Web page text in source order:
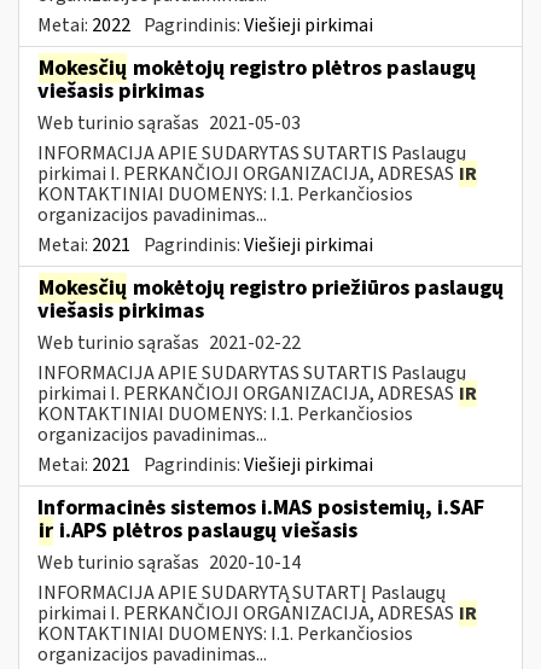
Metai: 2022 Pagrindinis:Viešieji pirkimai
Mokesčių mokėtojų registro plėtros paslaugų
viešasis pirkimas
Web turinio sąrašas 2021-05-03
INFORMACIJA APIE SUDARYTAS SUTARTIS Paslaugų
pirkimai I. PERKANČIOJI ORGANIZACIJA, ADRESAS IR
KONTAKTINIAI DUOMENYS: I.1. Perkančiosios
organizacijos pavadinimas...
Metai: 2021 Pagrindinis:Viešieji pirkimai
Mokesčių mokėtojų registro priežiūros paslaugų
viešasis pirkimas
Web turinio sąrašas 2021-02-22
INFORMACIJA APIE SUDARYTAS SUTARTIS Paslaugų
pirkimai I. PERKANČIOJI ORGANIZACIJA, ADRESAS IR
KONTAKTINIAI DUOMENYS: I.1. Perkančiosios
organizacijos pavadinimas...
Metai: 2021 Pagrindinis:Viešieji pirkimai
Informacinės sistemos i.MAS posistemių, i.SAF
ir i.APS plėtros paslaugų viešasis
Web turinio sąrašas 2020-10-14
INFORMACIJA APIE SUDARYTĄ SUTARTĮ Paslaugų
pirkimai I. PERKANČIOJI ORGANIZACIJA, ADRESAS IR
KONTAKTINIAI DUOMENYS: I.1. Perkančiosios
organizacijos pavadinimas...